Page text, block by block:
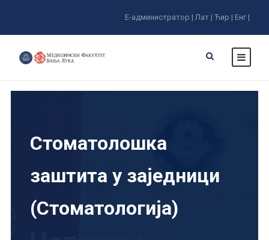
Е-администратор | Лат | Ћир | Енг |
Стоматолошка
заштита у заједници
(Стоматологија)